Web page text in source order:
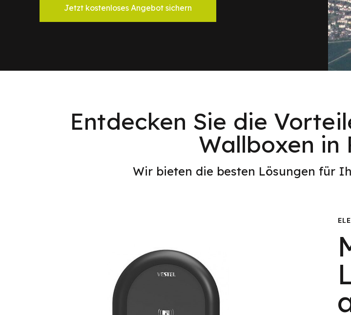
Jetzt kostenloses Angebot sichern
Entdecken Sie die
Wallboxen in
Wir bieten die besten Lösungen für